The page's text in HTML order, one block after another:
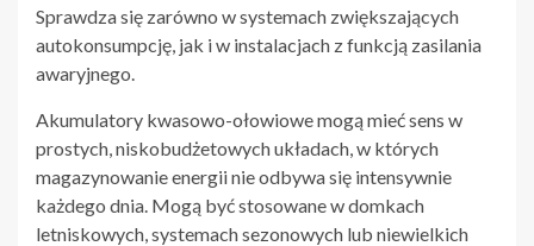
Sprawdza się zarówno w systemach zwiększających
autokonsumpcję, jak i w instalacjach z funkcją zasilania
awaryjnego.
Akumulatory kwasowo-ołowiowe mogą mieć sens w
prostych, niskobudżetowych układach, w których
magazynowanie energii nie odbywa się intensywnie
każdego dnia. Mogą być stosowane w domkach
letniskowych, systemach sezonowych lub niewielkich